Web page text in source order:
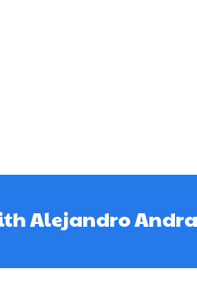
Alejandro